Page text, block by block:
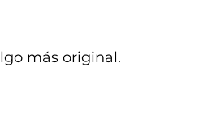
más original.